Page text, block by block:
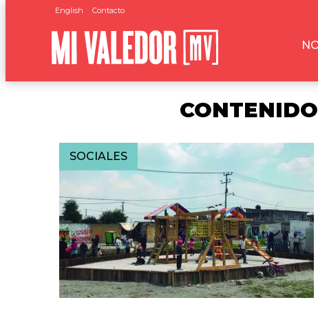
English Contacto
SOCIALES